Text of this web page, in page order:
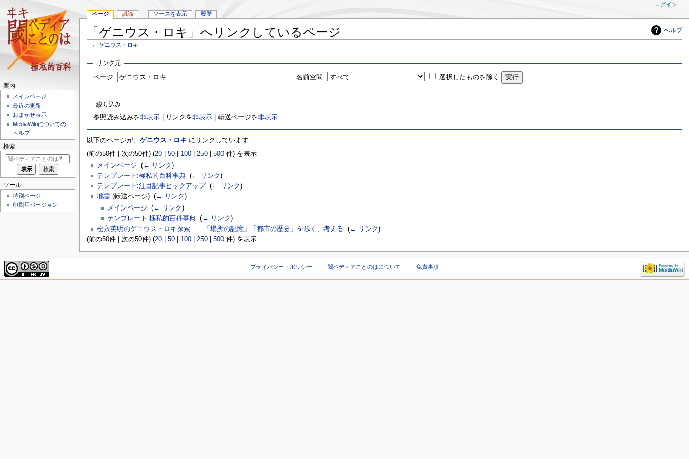
ヘルプ
「ゲニウス・ロキ」へリンクしているページ
←ゲニウス・ロキ
ー
移
移
リンク元
ページ: 名前空間: 選択したものを除く
絞り込み
参照読み込みを非表示 | リンクを非表示 | 転送ページを非表示
以下のページが、 ゲニウス・ロキ にリンクしています:
(前の50件 | 次の50件) (20| 50| 100| 250| 500件) を表示
メインページ
(← リンク)
テンプレート:極私的百科事典‎ (← リンク)
テンプレート:注目記事ピックアップ‎ (← リンク )
地霊(転送ページ) ‎ (← リンク )
メインページ ‎(← リンク )
テンプレート:極私的百科事典 ‎(← リンク )
松永英明のゲニウス・ロキ探索――「場所の記憶」「都市の歴史」を歩く、考える
(← リンク)
(前の50件 | 次の50件) (20| 50| 100| 250| 500件) を表示
ページ 議論 ソースを表示 履歴
ログイン
案内
メインページ
最近の更新
おまかせ表示
MediaWikiについての
ヘルプ
検索
ツール
特別ページ
印刷用バージョン
プライバシー・ポリシー 閾ペディアことのはについて 免責事項